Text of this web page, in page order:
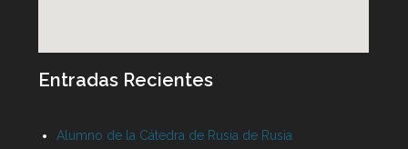
Entradas Recientes
Alumno de la Cátedra de Rusia de Rusia